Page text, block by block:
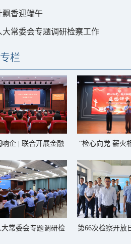
作机制，共筑灌河流域生态法治屏障
飘香迎端午
大常委会专题调研检察工作
栏
响企 | 联合开展金融
育
“检心向党 薪火
大常委会专题调研检
第66次检察开放